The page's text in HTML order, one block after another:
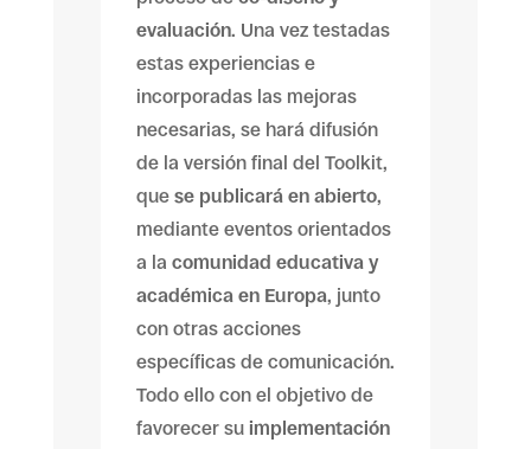
evaluación. Una vez testadas
estas experiencias e
incorporadas las mejoras
necesarias, se hará difusión
de la versión final del Toolkit,
que se publicará en abierto,
mediante eventos orientados
a la comunidad educativa y
académica en Europa, junto
con otras acciones
específicas de comunicación.
Todo ello con el objetivo de
favorecer su implementación